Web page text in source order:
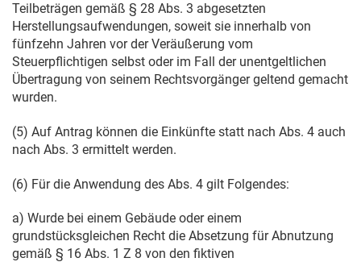
Teilbeträgen gemäß § 28 Abs. 3 abgesetzten
Herstellungsaufwendungen, soweit sie innerhalb von
fünfzehn Jahren vor der Veräußerung vom
Steuerpflichtigen selbst oder im Fall der unentgeltlichen
Übertragung von seinem Rechtsvorgänger geltend gemacht
wurden.
(5) Auf Antrag können die Einkünfte statt nach Abs. 4 auch
nach Abs. 3 ermittelt werden.
(6) Für die Anwendung des Abs. 4 gilt Folgendes:
a) Wurde bei einem Gebäude oder einem
grundstücksgleichen Recht die Absetzung für Abnutzung
gemäß § 16 Abs. 1 Z 8 von den fiktiven